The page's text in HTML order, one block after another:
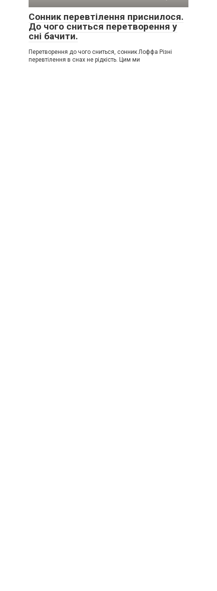
Сонник перевтілення приснилося.
До чого сниться перетворення у
сні бачити.
Перетворення до чого сниться, сонник Лоффа Різні
перевтілення в снах не рідкість. Цим ми